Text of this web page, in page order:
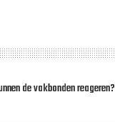
de vakbonden reageren?